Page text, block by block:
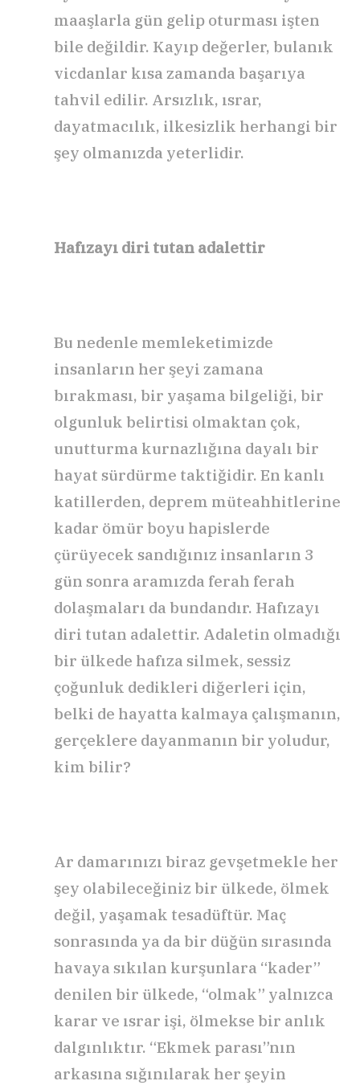
maaşlarla gün gelip oturması işten
bile değildir. Kayıp değerler, bulanık
vicdanlar kısa zamanda başarıya
tahvil edilir. Arsızlık, ısrar,
dayatmacılık, ilkesizlik herhangi bir
şey olmanızda yeterlidir.
Hafızayı diri tutan adalettir
Bu nedenle memleketimizde
insanların her şeyi zamana
bırakması, bir yaşama bilgeliği, bir
olgunluk belirtisi olmaktan çok,
unutturma kurnazlığına dayalı bir
hayat sürdürme taktiğidir. En kanlı
katillerden, deprem müteahhitlerine
kadar ömür boyu hapislerde
çürüyecek sandığınız insanların 3
gün sonra aramızda ferah ferah
dolaşmaları da bundandır. Hafızayı
diri tutan adalettir. Adaletin olmadığı
bir ülkede hafıza silmek, sessiz
çoğunluk dedikleri diğerleri için,
belki de hayatta kalmaya çalışmanın,
gerçeklere dayanmanın bir yoludur,
kim bilir?
Ar damarınızı biraz gevşetmekle her
şey olabileceğiniz bir ülkede, ölmek
değil, yaşamak tesadüftür. Maç
sonrasında ya da bir düğün sırasında
havaya sıkılan kurşunlara “kader”
denilen bir ülkede, “olmak” yalnızca
karar ve ısrar işi, ölmekse bir anlık
dalgınlıktır. “Ekmek parası”nın
arkasına sığınılarak her şeyin